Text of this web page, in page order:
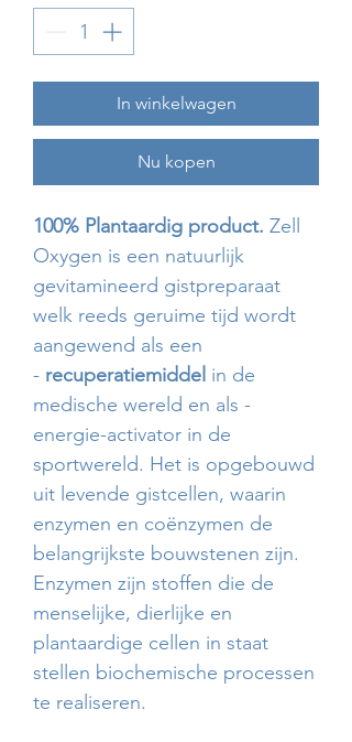
In winkelwagen
Nu kopen
100% Plantaardig product. Zell
Oxygen is een natuurlijk
gevitamineerd gistpreparaat
welk reeds geruime tijd wordt
aangewend als een
- recuperatiemiddel in de
medische wereld en als -
energie-activator in de
sportwereld. Het is opgebouwd
uit levende gistcellen, waarin
enzymen en coënzymen de
belangrijkste bouwstenen zijn.
Enzymen zijn stoffen die de
menselijke, dierlijke en
plantaardige cellen in staat
stellen biochemische processen
te realiseren.